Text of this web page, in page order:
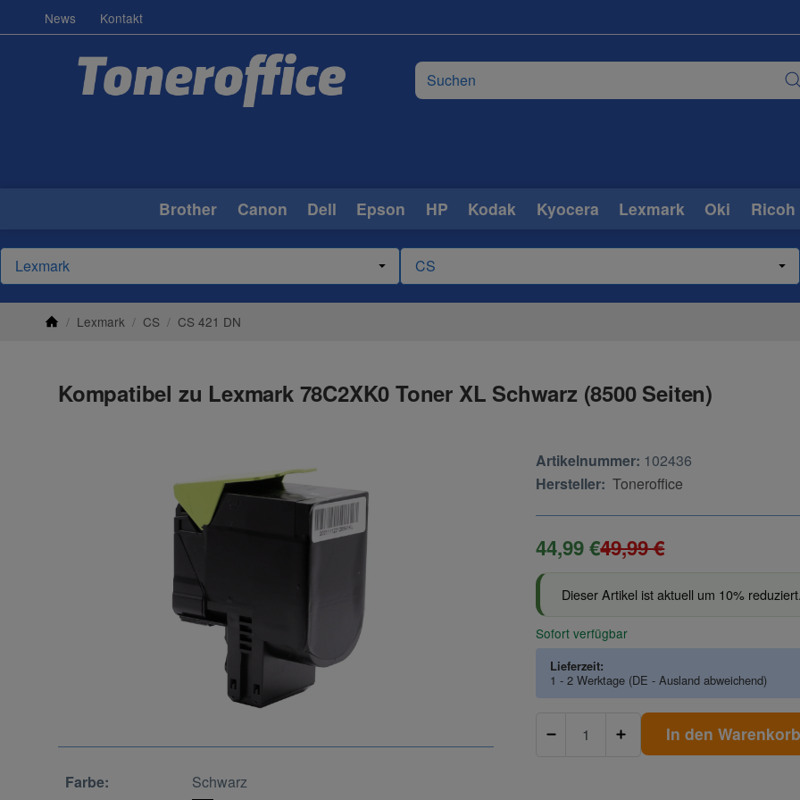
News Kontakt
Brother Canon Dell Epson HP Kodak Kyocera Lexmark Oki Ricoh
/ Lexmark / CS / CS 421 DN
Kompatibel zu Lexmark 78C2XK0 Toner XL Schwarz (8500 Seiten)
Farbe: Schwarz
Artikelnummer: 102436
Hersteller: Toneroffice
44,99 €49,99 €
Dieser Artikel ist aktuell um 10%
Sofort verfügbar
Lieferzeit:
1 - 2 Werktage (DE - Ausland abweichend)
In den